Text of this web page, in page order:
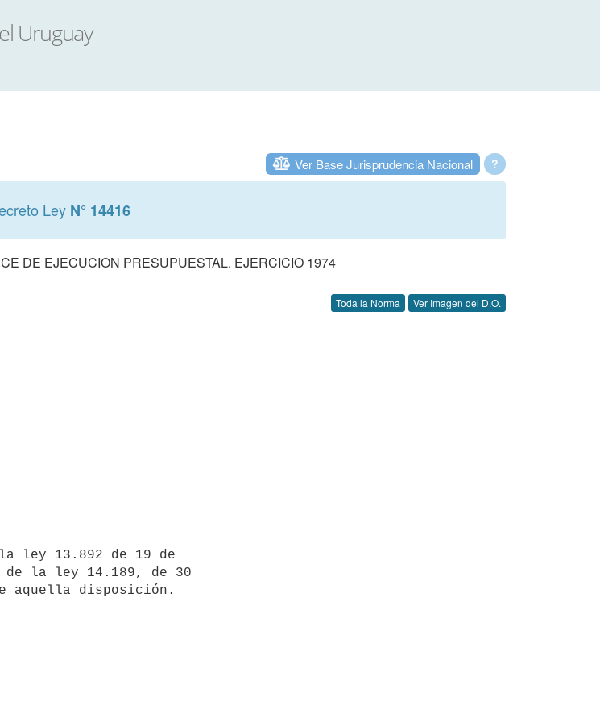
?
Ver Base Jurisprudencia Nacional
Ley N° 14416
DE EJECUCION PRESUPUESTAL. EJERCICIO 1974
Toda la Norma Ver Imagen del D.O.
ley 13.892 de 19 de
la ley 14.189, de 30